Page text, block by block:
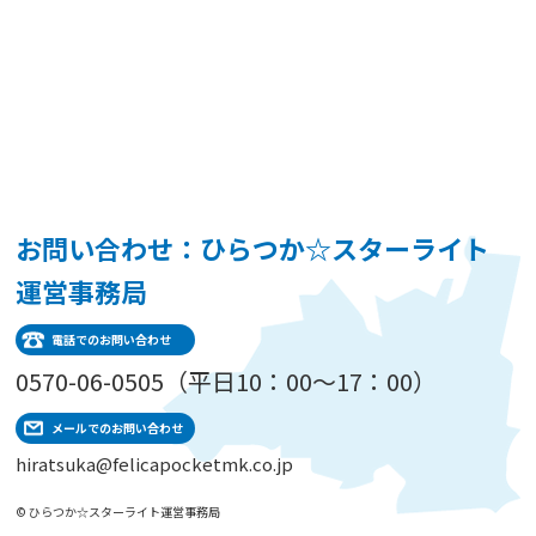
お問い合わせ：ひらつか☆スターライト
運営事務局
電話でのお問い合わせ
0570-06-0505（平日10：00～17：00）
メールでのお問い合わせ
hiratsuka@felicapocketmk.co.jp
© ひらつか☆スターライト運営事務局